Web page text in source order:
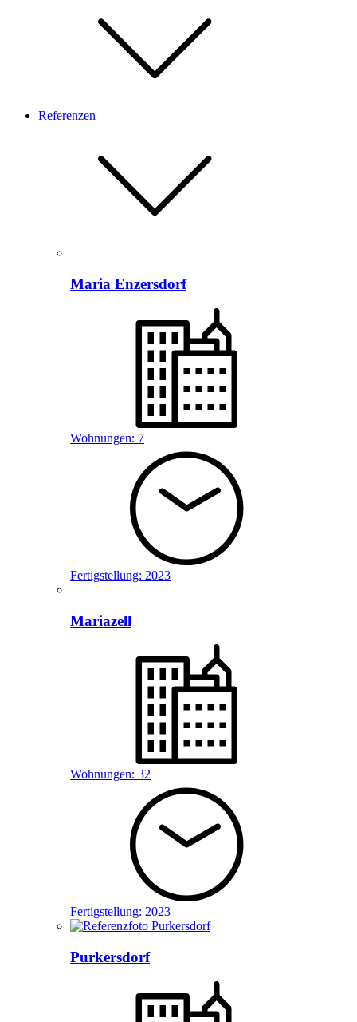
Referenzen
Maria Enzersdorf
Wohnungen: 7
Fertigstellung: 2023
Mariazell
Wohnungen: 32
Fertigstellung: 2023
Purkersdorf